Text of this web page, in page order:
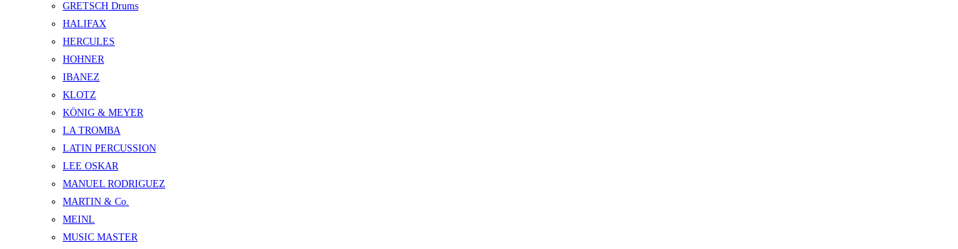
GRETSCH Drums
HALIFAX
HERCULES
HOHNER
IBANEZ
KLOTZ
KÖNIG & MEYER
LA TROMBA
LATIN PERCUSSION
LEE OSKAR
MANUEL RODRIGUEZ
MARTIN & Co.
MEINL
MUSIC MASTER